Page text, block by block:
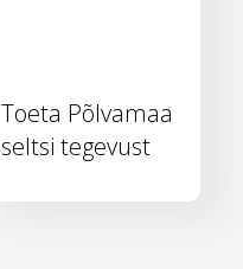
Toeta Põlvamaa
seltsi tegevust